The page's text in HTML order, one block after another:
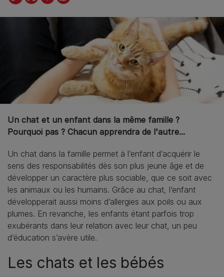
Un chat et un enfant dans la même famille ?
Pourquoi pas ? Chacun apprendra de l'autre...
Un chat dans la famille permet à l’enfant d’acquérir le
sens des responsabilités dès son plus jeune âge et de
développer un caractère plus sociable, que ce soit avec
les animaux ou les humains. Grâce au chat, l’enfant
développerait aussi moins d’allergies aux poils ou aux
plumes. En revanche, les enfants étant parfois trop
exubérants dans leur relation avec leur chat, un peu
d’éducation s’avère utile.
Les chats et les bébés